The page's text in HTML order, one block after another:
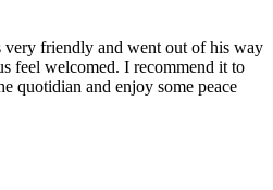
friendly and went out of his way
feel welcomed. I recommend it to
quotidian and enjoy some peace